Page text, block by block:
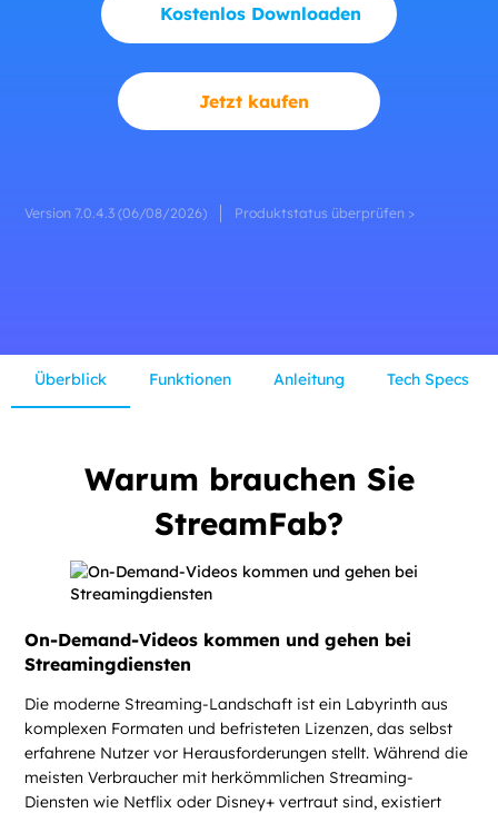
Kostenlos Downloaden
Jetzt kaufen
Version 7.0.4.3 (06/08/2026) Produktstatus überprüfen >
Überblick Funktionen Anleitung Tech Specs
Warum brauchen Sie
StreamFab?
On-Demand-Videos kommen und gehen bei
Streamingdiensten
Die moderne Streaming-Landschaft ist ein Labyrinth aus
komplexen Formaten und befristeten Lizenzen, das selbst
erfahrene Nutzer vor Herausforderungen stellt. Während die
meisten Verbraucher mit herkömmlichen Streaming-
Diensten wie Netflix oder Disney+ vertraut sind, existiert